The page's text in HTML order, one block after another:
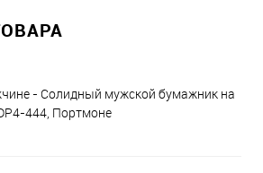
- Солидный мужской бумажник на
444, Портмоне